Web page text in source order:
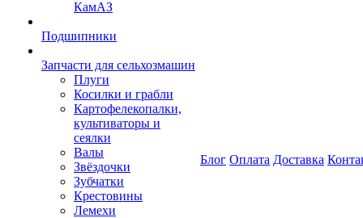
КамАЗ
Подшипники
Запчасти для сельхозмашин
Плуги
Косилки и грабли
Картофелекопалки,
культиваторы и
сеялки
Валы
Звёздочки
Зубчатки
Крестовины
Лемехи
Блог Оплата Доставка